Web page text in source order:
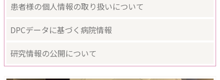
患者様の個人情報の取り扱いについて
DPCデータに基づく病院情報
研究情報の公開について